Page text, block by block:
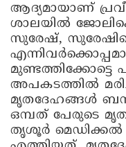
ആദ്യമായാണ്
ശാലയിൽ
സുരേഷ്,
അപകടത്തിൽ
മൃതദേഹങ്ങൾ
ഒമ്പത് പേരുടെ
തൃശൂർ മെഡിക്കൽ